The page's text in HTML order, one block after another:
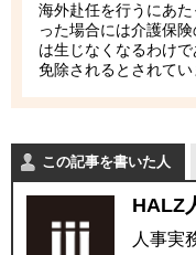
海外赴任を行うにあ
った場合には介護保
は生じなくなるわけ
免除されるとされてい
この記事を書いた人
HALZ
人事実